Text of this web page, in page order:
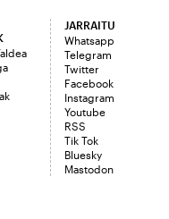
JARRAITU
Whatsapp
Telegram
Twitter
Facebook
Instagram
Youtube
RSS
Tik Tok
Bluesky
Mastodon